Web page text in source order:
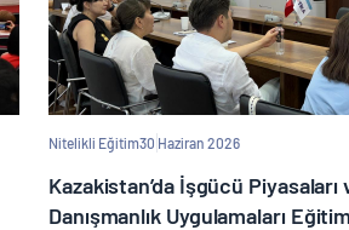
Nitelikli Eğitim30 Haziran 2026
Kazakistan’da İşgücü
Danışmanlık Uygulamaları